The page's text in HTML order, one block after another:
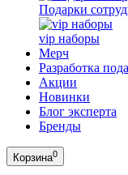
Подарки
vip наборы
Мерч
Разработка
Акции
Новинки
Блог эксперта
Бренды
Корзина0